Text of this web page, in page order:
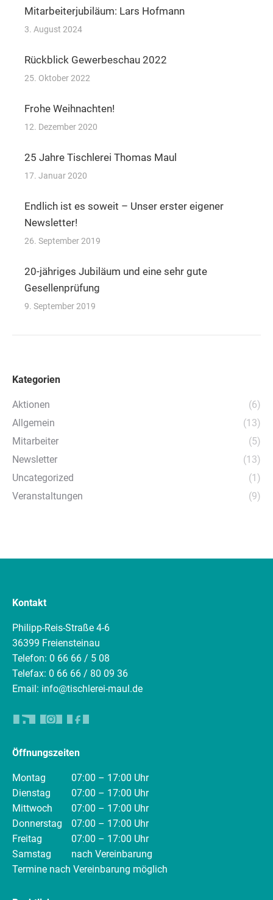
Mitarbeiterjubiläum: Lars Hofmann
3. August 2024
Rückblick Gewerbeschau 2022
25. Oktober 2022
Frohe Weihnachten!
12. Dezember 2020
25 Jahre Tischlerei Thomas Maul
17. Januar 2020
Endlich ist es soweit – Unser erster eigener
Newsletter!
26. September 2019
20-jähriges Jubiläum und eine sehr gute
Gesellenprüfung
9. September 2019
Kategorien
Aktionen
(6)
Allgemein
(13)
Mitarbeiter
(5)
Newsletter
(13)
Uncategorized
(1)
Veranstaltungen
(9)
Kontakt
Philipp-Reis-Straße 4-6
36399 Freiensteinau
Telefon: 0 66 66 / 5 08
Telefax: 0 66 66 / 80 09 36
Email: info@tischlerei-maul.de
Öffnungszeiten
Montag
07:00 – 17:00 Uhr
Dienstag
07:00 – 17:00 Uhr
Mittwoch
07:00 – 17:00 Uhr
Donnerstag
07:00 – 17:00 Uhr
Freitag
07:00 – 17:00 Uhr
Samstag
nach Vereinbarung
Termine nach Vereinbarung möglich